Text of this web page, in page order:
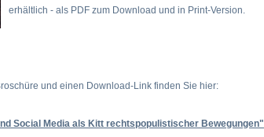
erhältlich - als PDF zum Download und in Print-Version.
und einen Download-Link finden Sie hier:
Social Media als Kitt rechtspopulistischer Bewegungen"